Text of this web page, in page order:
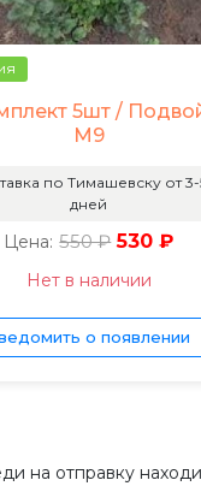
5шт /
М9
по Тимашевску от 3-
дней
Цена: 550 ₽ 530 ₽
Нет в наличии
о появлении
на отправку